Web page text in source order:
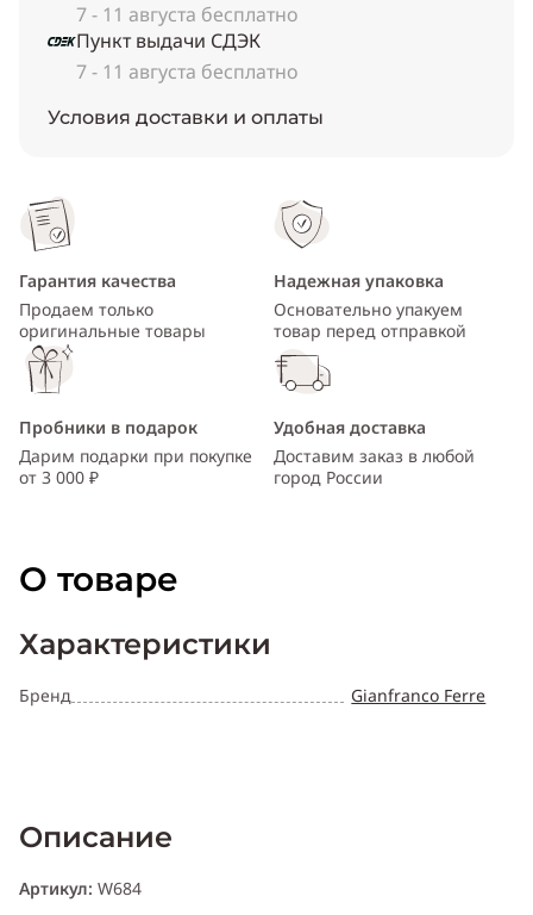
7 - 11 августа бесплатно
Пункт выдачи СДЭК
7 - 11 августа бесплатно
Условия доставки и оплаты
Гарантия качества
Продаем только
оригинальные товары
Надежная упаковка
Основательно упакуем
товар перед отправкой
Пробники в подарок
Дарим подарки при покупке
от 3 000 ₽
Удобная доставка
Доставим заказ в любой
город России
О товаре
Характеристики
Бренд Gianfranco Ferre
Описание
Артикул: W684